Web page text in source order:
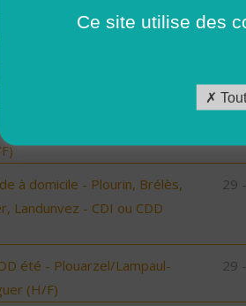
- Les Bauges (73) (H/F)
Bauges (73) (H/F) 73
PLOUGASTEL-
à domicile - Plourin, Brélès,
Landunvez - CDI ou CDD
29
été - Plouarzel/Lampaul-
(H/F)
29
Ce site utilise des